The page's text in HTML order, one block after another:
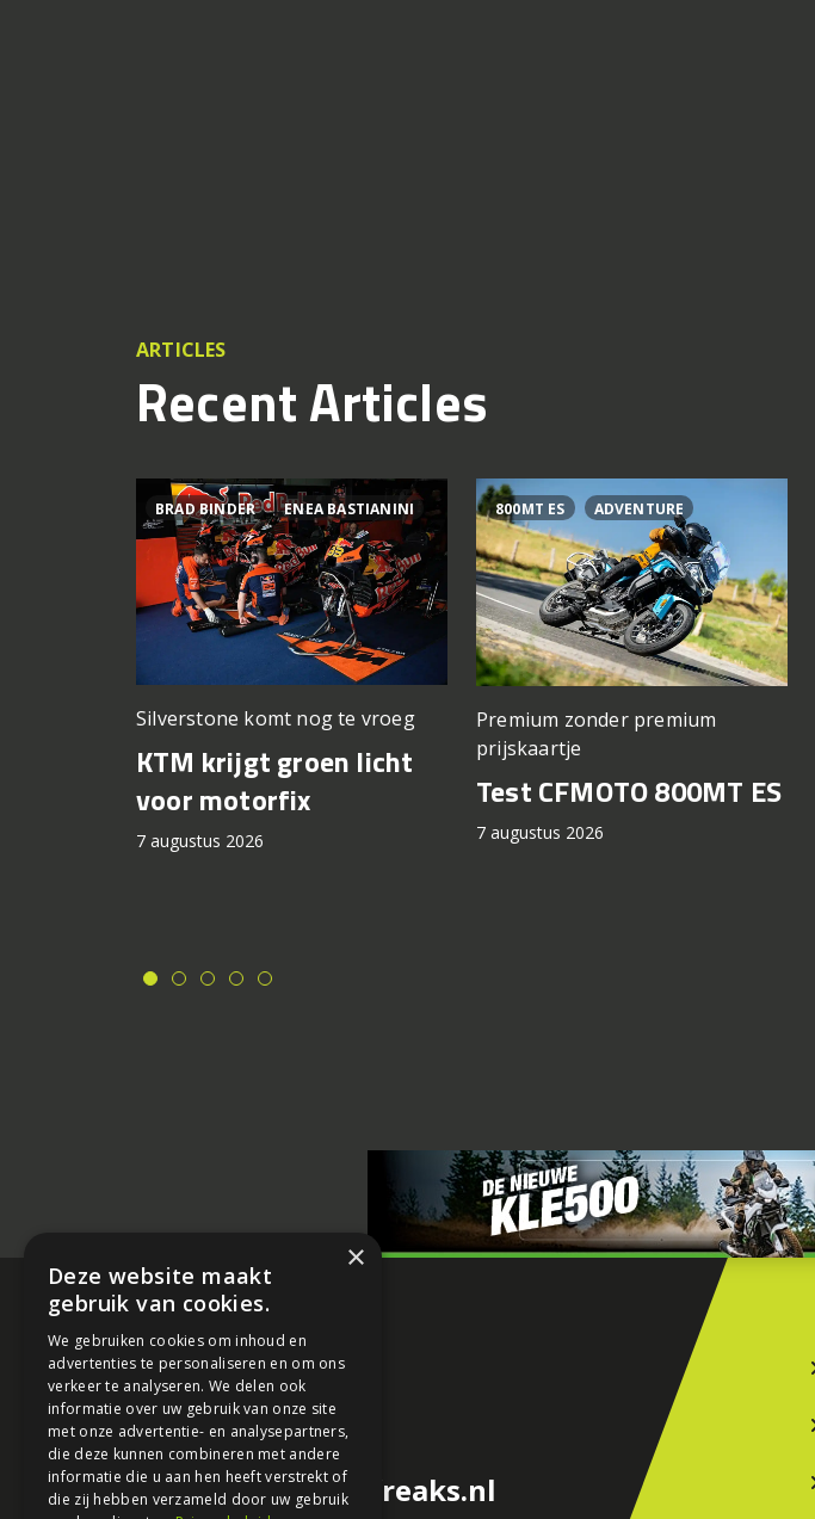
ARTICLES
Recent Articles
BRAD BINDER ENEA BASTIANINI
Silverstone komt nog te vroeg
KTM krijgt groen licht
voor motorfix
7 augustus 2026
800MT ES ADVENTURE
Premium zonder premium
prijskaartje
Test CFMOTO 800MT ES
7 augustus 2026
redactie@motorfreaks.nl
×
Deze website maakt
gebruik van cookies.
We gebruiken cookies om inhoud en
advertenties te personaliseren en om ons
verkeer te analyseren. We delen ook
informatie over uw gebruik van onze site
met onze advertentie- en analysepartners,
die deze kunnen combineren met andere
informatie die u aan hen heeft verstrekt of
die zij hebben verzameld door uw gebruik